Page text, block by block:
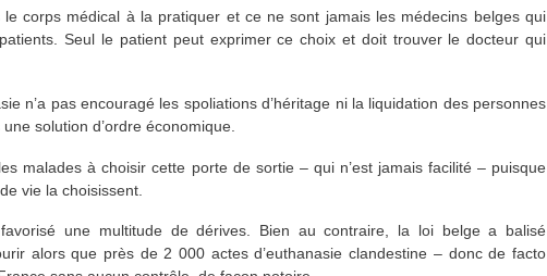
le corps médical à la pratiquer et ce ne sont jamais les médecins belges qui
Seul le patient peut exprimer ce choix et doit trouver le docteur qui
n’a pas encouragé les spoliations d’héritage ni la liquidation des personnes
solution d’ordre économique.
malades à choisir cette porte de sortie – qui n’est jamais facilité – puisque
vie la choisissent.
une multitude de dérives. Bien au contraire, la loi belge a balisé
alors que près de 2 000 actes d’euthanasie clandestine – donc de facto